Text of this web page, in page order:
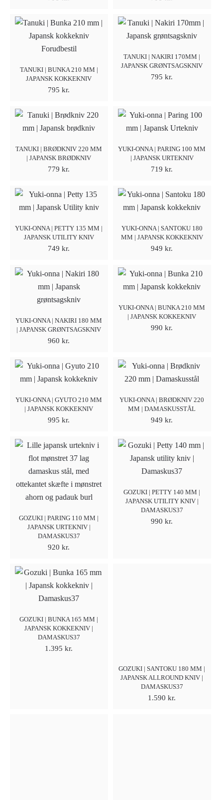
Forudbestil
TANUKI | BUNKA 210 MM |
JAPANSK KOKKEKNIV
795kr.
TANUKI | NAKIRI 170MM |
JAPANSK GRØNTSAGSKNIV
795kr.
TANUKI | BRØDKNIV 220 MM
| JAPANSK BRØDKNIV
779kr.
YUKI-ONNA | PARING 100 MM
| JAPANSK URTEKNIV
719kr.
YUKI-ONNA | PETTY 135 MM |
JAPANSK UTILITY KNIV
749kr.
YUKI-ONNA | SANTOKU 180
MM | JAPANSK KOKKEKNIV
949kr.
YUKI-ONNA | NAKIRI 180 MM
| JAPANSK GRØNTSAGSKNIV
960kr.
YUKI-ONNA | BUNKA 210 MM
| JAPANSK KOKKEKNIV
990kr.
YUKI-ONNA | GYUTO 210 MM
| JAPANSK KOKKEKNIV
995kr.
YUKI-ONNA | BRØDKNIV 220
MM | DAMASKUSSTÅL
949kr.
GOZUKI | PARING 110 MM |
JAPANSK URTEKNIV |
DAMASKUS37
920kr.
GOZUKI | PETTY 140 MM |
JAPANSK UTILITY KNIV |
DAMASKUS37
990kr.
GOZUKI | BUNKA 165 MM |
JAPANSK KOKKEKNIV |
DAMASKUS37
1.395kr.
GOZUKI | SANTOKU 180 MM |
JAPANSK ALLROUND KNIV |
DAMASKUS37
1.590kr.